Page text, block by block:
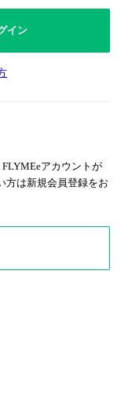
イン
アカウントが
方は新規会員登録をお